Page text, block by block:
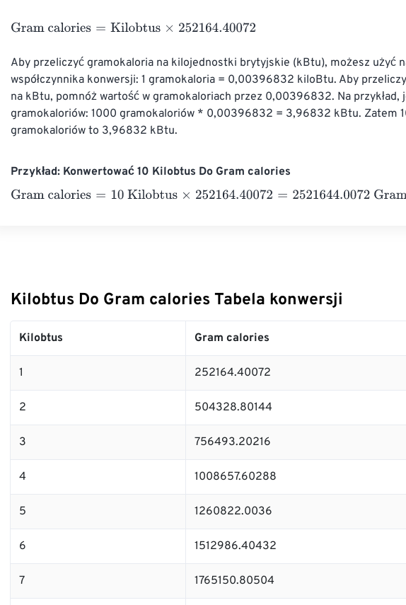
Gram calories=Kilobtus×252164.40072
Aby przeliczyć gramokaloria na kilojednostki brytyjskie (kBtu), możesz użyć
współczynnika konwersji: 1 gramokaloria = 0,00396832 kiloBtu. Aby
na kBtu, pomnóż wartość w gramokaloriach przez 0,00396832. Na przykład,
gramokaloriów: 1000 gramokaloriów * 0,00396832 = 3,96832 kBtu. Zatem
gramokaloriów to 3,96832 kBtu.
Przykład: Konwertować 10 Kilobtus Do Gram calories
Gram calories=10 Kilobtus×252164.40072=2521644.0072 Gram calories
Kilobtus Do Gram calories Tabela konwersji
Kilobtus Gram calories
1 252164.40072
2 504328.80144
3 756493.20216
4 1008657.60288
5 1260822.0036
6 1512986.40432
7 1765150.80504